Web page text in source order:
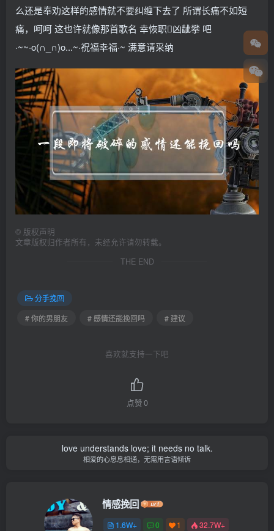
么还是奉劝这样的感情就不要纠缠下去了 所谓长痛不如短
痛，呵呵 这也许就像那首歌名 幸恢职凶龇攀 吧
·~~·o(∩_∩)o...~·祝福幸福·~ 满意请采纳
© 版权声明
文章版权归作者所有，未经允许请勿转载。
THE END
分手挽回
# 你的男朋友
# 感情还能挽回吗 # 建议
喜欢就支持一下吧
点赞0
love understands love; it needs no talk.
相爱的心息息相通，无需用言语倾诉
情感挽回
1.6W+ 0 1 32.7W+